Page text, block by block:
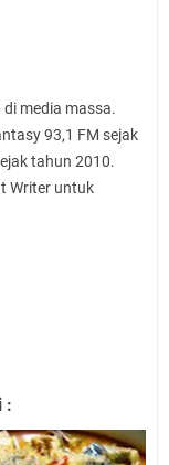
media massa.
93,1 FM sejak
tahun 2010.
Writer untuk
: